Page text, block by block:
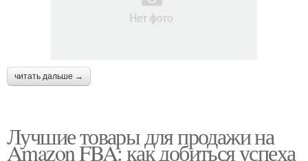
читать дальше →
Лучшие товары для продажи на
Amazon FBA: как добиться успеха